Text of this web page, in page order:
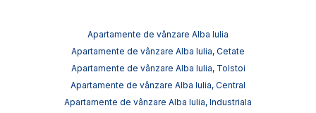
Apartamente de vânzare Alba Iulia
Apartamente de vânzare Alba Iulia, Cetate
Apartamente de vânzare Alba Iulia, Tolstoi
Apartamente de vânzare Alba Iulia, Central
Apartamente de vânzare Alba Iulia, Industriala